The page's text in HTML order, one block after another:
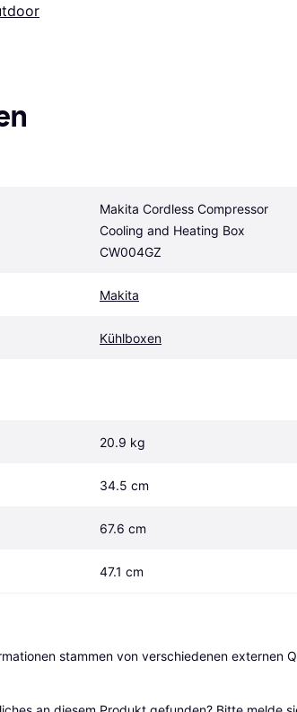
Makita Cordless Compressor
Cooling and Heating Box
CW004GZ
Makita
Kühlboxen
20.9 kg
34.5 cm
67.6 cm
47.1 cm
stammen von verschiedenen externen